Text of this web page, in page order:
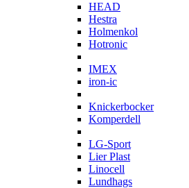
HEAD
Hestra
Holmenkol
Hotronic
IMEX
iron-ic
Knickerbocker
Komperdell
LG-Sport
Lier Plast
Linocell
Lundhags